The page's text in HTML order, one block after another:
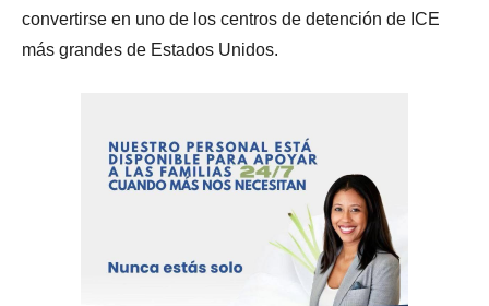
convertirse en uno de los centros de detención de ICE
más grandes de Estados Unidos.